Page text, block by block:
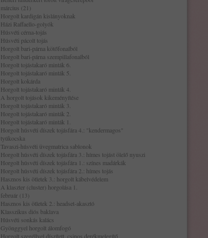
március (21)
Horgolt kardigán kislányoknak
Házi Raffaello-golyók
Húsvéti cérna-tojás
Húsvéti pácolt tojás
Horgolt bari-párna kötőfonalból
Horgolt bari-párna szempillafonalból
Horgolt tojástakaró minták 6.
Horgolt tojástakaró minták 5.
Horgolt kokárda
Horgolt tojástakaró minták 4.
A horgolt tojások kikeményítése
Horgolt tojástakaró minták 3.
Horgolt tojástakaró minták 2.
Horgolt tojástakaró minták 1.
Horgolt húsvéti díszek tojásfára 4.: "kendermagos"
tyúkocska
Tavaszi-húsvéti üvegmatrica sablonok
Horgolt húsvéti díszek tojásfára 3.: hímes tojást ölelő nyuszi
Horgolt húsvéti díszek tojásfára 1.: színes madárkák
Horgolt húsvéti díszek tojásfára 2.: hímes tojás
Hasznos kis ötletek 3.: horgolt kábelvédelem
A klaszter (cluster) horgolása 1.
február (13)
Hasznos kis ötletek 2.: headset-akasztó
Klasszikus diós baklava
Húsvéti sonkás kalács
Gyönggyel horgolt álomfogó
Horgolt szegéllyel díszített, csinos derékmelegítő